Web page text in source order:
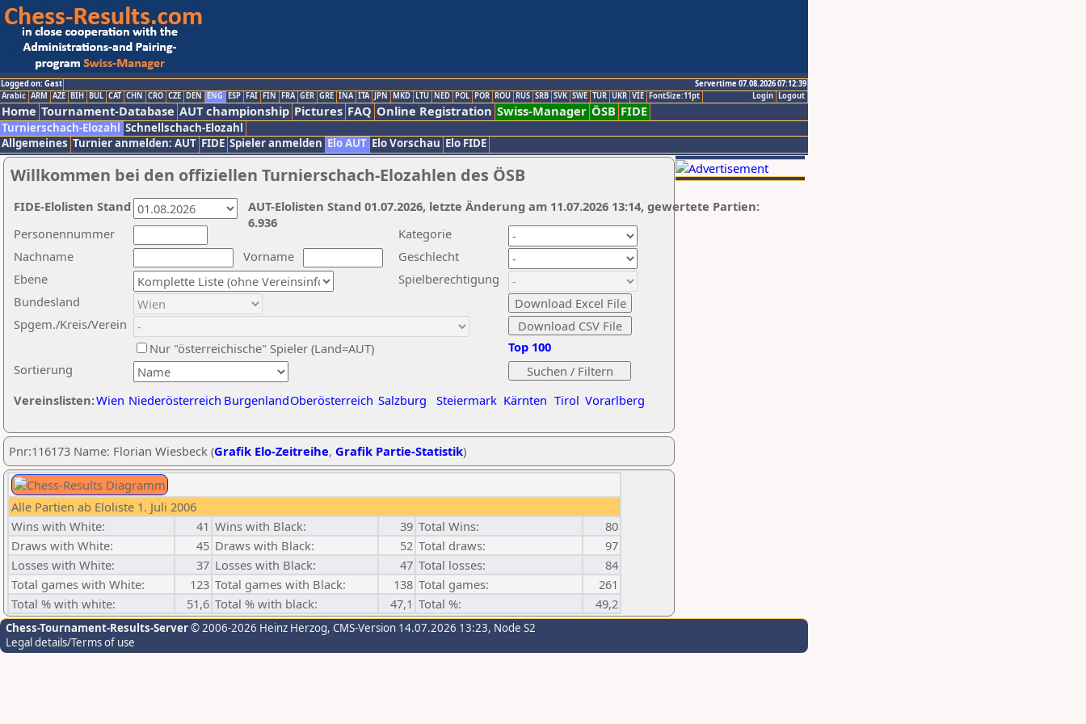
Logged on: Gast
Servertime 07.08.2026 07:12:39
Logout
Login
Arabic ARM AZE BIH BUL CAT CHN CRO CZE DEN ENG ESP FAI FIN FRA GER GRE INA ITA JPN MKD LTU NED POL POR ROU RUS SRB SVK SWE TUR UKR VIE FontSize:11pt
Home Tournament-Database AUT championship Pictures FAQ Online Registration Swiss-Manager ÖSB FIDE
Turnierschach-Elozahl Schnellschach-Elozahl
Allgemeines Turnier anmelden: AUT FIDE Spieler anmelden Elo AUT Elo Vorschau Elo FIDE
Willkommen bei den offiziellen Turnierschach-Elozahlen des ÖSB
Nachname
Vorname
Ebene
Kategorie
Sortierung
Personennummer
Bundesland
Spgem./Kreis/Verein
Geschlecht
Nur "österreichische" Spieler (Land=AUT)
Spielberechtigung
Vereinslisten:Wien Niederösterreich BurgenlandOberösterreich Salzburg Steiermark Kärnten Tirol Vorarlberg
Top 100
AUT-Elolisten Stand 01.07.2026, letzte Änderung am 11.07.2026 13:14, gewertete Partien:
6.936
FIDE-Elolisten Stand
Pnr:116173 Name: Florian Wiesbeck (Grafik Elo-Zeitreihe, Grafik Partie-Statistik)
Alle Partien ab Eloliste 1. Juli 2006
Wins with White:
41 Wins with Black: 39 Total Wins:
80
Draws with White:
45 Draws with Black: 52 Total draws:
97
Losses with White:
37 Losses with Black: 47 Total losses:
84
Total games with White:
123 Total games with Black: 138 Total games:
261
Total % with white:
51,6 Total % with black: 47,1 Total %: 49,2
Chess-Tournament-Results-Server© 2006-2026 Heinz Herzog, CMS-Version 14.07.2026 13:23, Node S2
Legal details/Terms of use